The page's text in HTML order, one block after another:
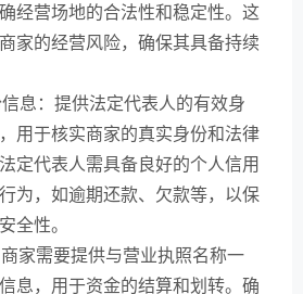
经营场地的合法性和稳定性。这
家的经营风险，确保其具备持续
息：提供法定代表人的有效身
用于核实商家的真实身份和法律
定代表人需具备良好的个人信用
为，如逾期还款、欠款等，以保
全性。
家需要提供与营业执照名称一
息，用于资金的结算和划转。确